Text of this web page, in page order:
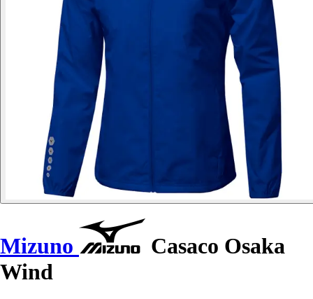
Mizuno
Casaco Osaka
Wind